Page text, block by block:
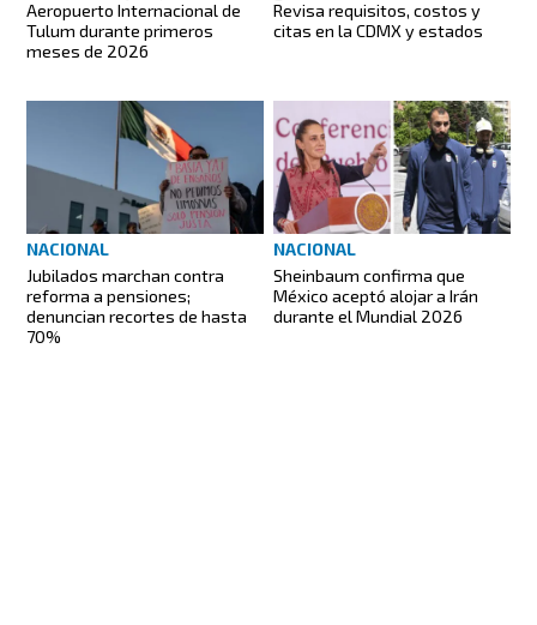
Aeropuerto Internacional de
Tulum durante primeros
meses de 2026
Revisa requisitos, costos y
citas en la CDMX y estados
NACIONAL
Jubilados marchan contra
reforma a pensiones;
denuncian recortes de hasta
70%
NACIONAL
Sheinbaum confirma que
México aceptó alojar a Irán
durante el Mundial 2026